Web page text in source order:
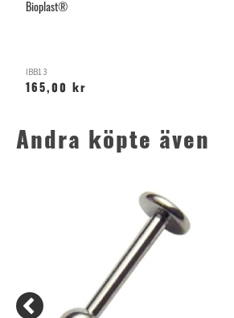
Bioplast®
IBB13
165,00 kr
Andra köpte även